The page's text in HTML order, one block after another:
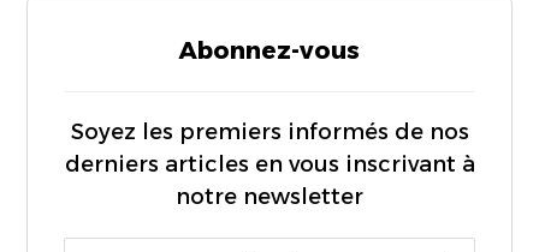
Abonnez-vous
Soyez les premiers informés de nos
derniers articles en vous inscrivant à
notre newsletter